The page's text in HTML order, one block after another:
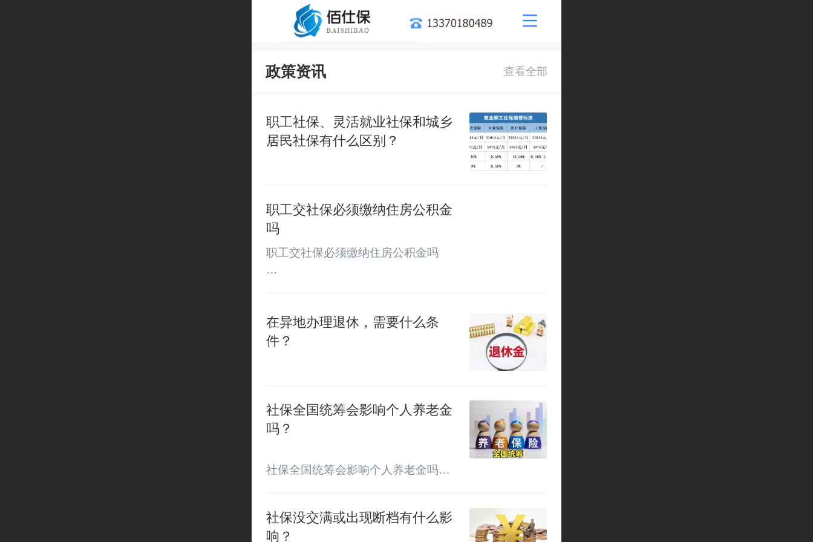
-
政策资讯
职工社保、灵活就业社保和城乡
居民社保有什么区别？
职工交社保必须缴纳住房公积金
吗
职工交社保必须缴纳住房公积金吗
纳。相关的法律的依据是《住房公积
金管理条例》的第13条、第14条、第
15条、第20条，这些条款都很明确的
登记、需要设立公积金的账户、每月
在异地办理退休，需要什么条
件？
社保全国统筹会影响个人养老金
吗？
社保全国统筹会影响个人养老金吗
养老保险全国统筹是不是意味着全国
社保没交满或出现断档有什么影
响？